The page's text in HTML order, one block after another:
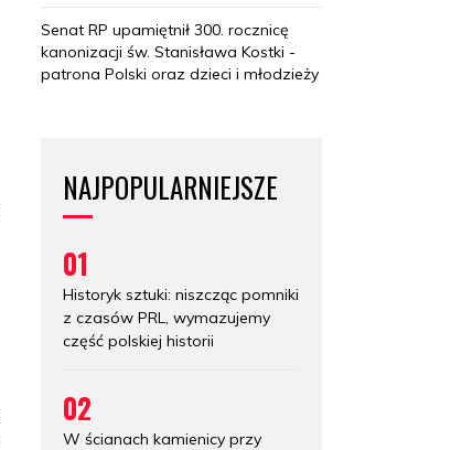
Senat RP upamiętnił 300. rocznicę
kanonizacji św. Stanisława Kostki -
patrona Polski oraz dzieci i młodzieży
NAJPOPULARNIEJSZE
01
Historyk sztuki: niszcząc pomniki
z czasów PRL, wymazujemy
część polskiej historii
02
W ścianach kamienicy przy